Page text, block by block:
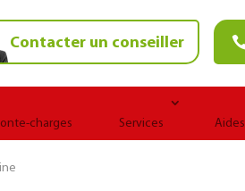
Contacter un conseiller
charges Services Aides